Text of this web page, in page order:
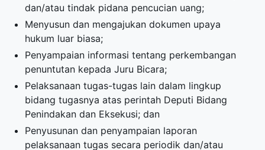
dan/atau tindak pidana pencucian uang;
Menyusun dan mengajukan dokumen upaya
hukum luar biasa;
Penyampaian informasi tentang perkembangan
penuntutan kepada Juru Bicara;
Pelaksanaan tugas-tugas lain dalam lingkup
bidang tugasnya atas perintah Deputi Bidang
Penindakan dan Eksekusi; dan
Penyusunan dan penyampaian laporan
pelaksanaan tugas secara periodik dan/atau